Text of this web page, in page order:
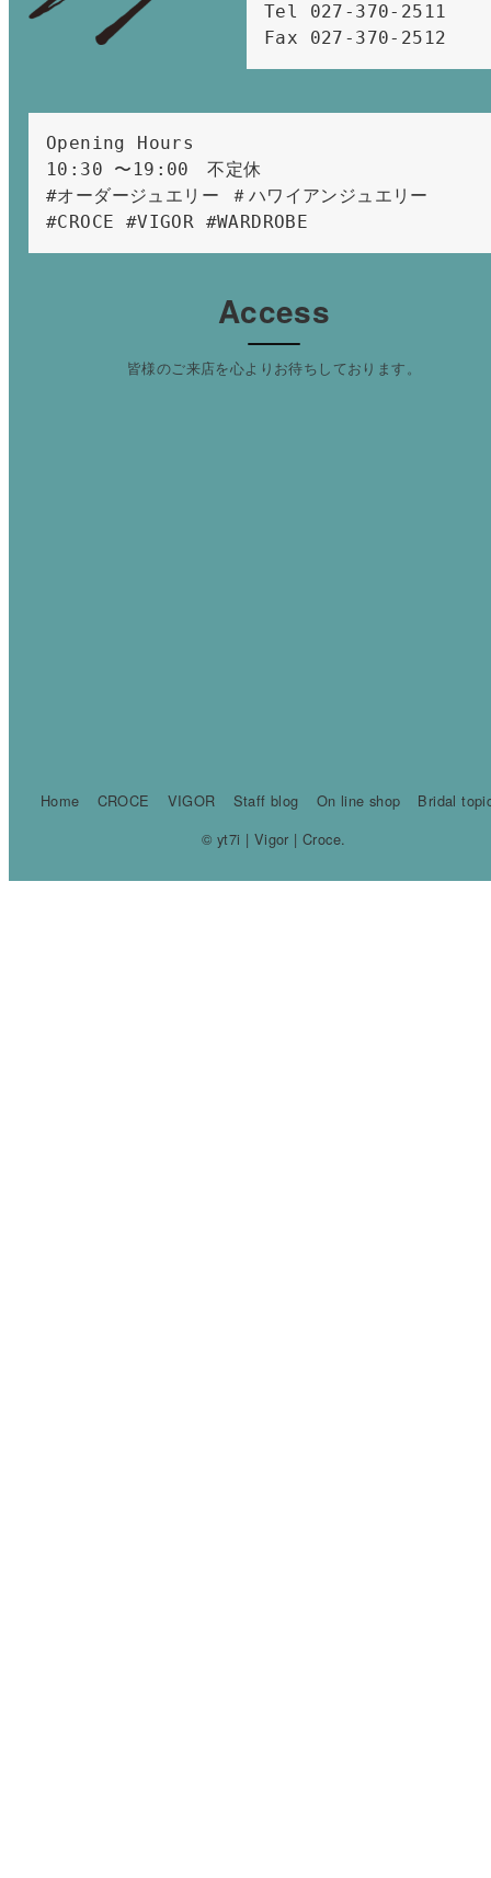
Tel 027-370-2511
Fax 027-370-2512
Opening Hours
10:30 〜19:00　不定休
#オーダージュエリー ＃ハワイアンジュエリー
#CROCE #VIGOR #WARDROBE
Access
皆様のご来店を心よりお待ちしております。
Home CROCE VIGOR Staff blog On line shop
Bridal
© yt7i | Vigor | Croce.